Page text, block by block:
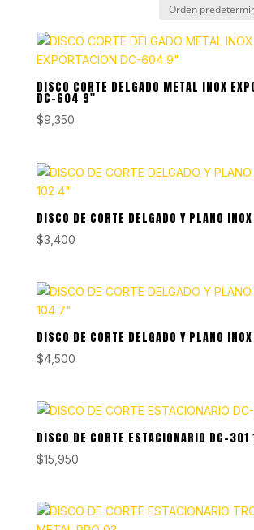
DISCO CORTE DELGADO METAL INOX
DC-604 9″
$9,350
DISCO DE CORTE DELGADO Y PLANO
$3,400
DISCO DE CORTE DELGADO Y PLANO
$4,500
DISCO DE CORTE ESTACIONARIO DC-301
$15,950